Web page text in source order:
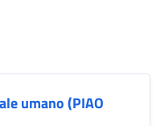
umano (PIAO